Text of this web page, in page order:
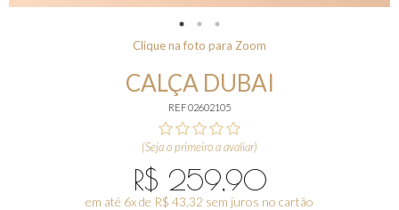
Clique na foto para Zoom
CALÇA DUBAI
REF 02602105
(Seja o primeiro a avaliar)
R$ 259,90
em até 6x de R$ 43,32 sem juros no cartão